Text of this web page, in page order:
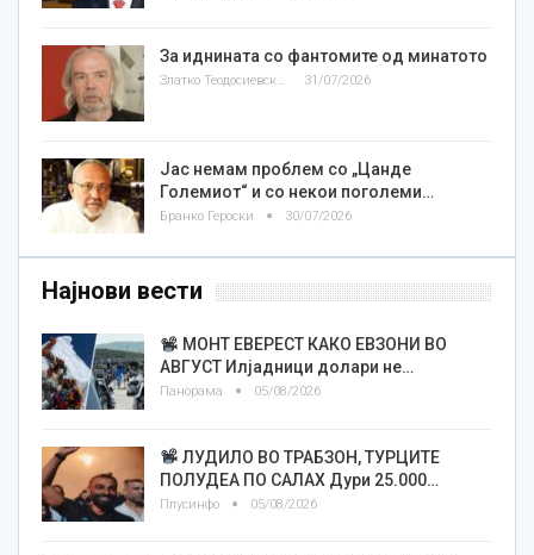
За иднината со фантомите од минатото
Златко Теодосиевски 31/07/2026
Јас немам проблем со „Цанде
Големиот“ и со некои поголеми…
Бранко Героски 30/07/2026
Најнови вести
МОНТ ЕВЕРЕСТ КАКО ЕВЗОНИ ВО
АВГУСТ Илјадници долари не…
Панорама 05/08/2026
ЛУДИЛО ВО ТРАБЗОН, ТУРЦИТЕ
ПОЛУДЕА ПО САЛАХ Дури 25.000…
Плусинфо 05/08/2026